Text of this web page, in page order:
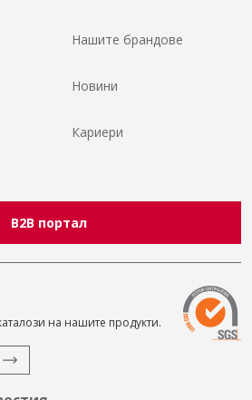
Нашите брандове
Новини
Кариери
B2B портал
на нашите продукти.